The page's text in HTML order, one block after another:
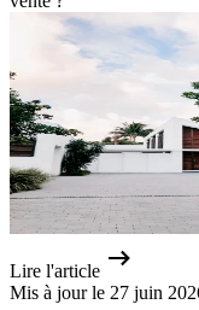
Lire l'article
Mis à jour le 27 juin